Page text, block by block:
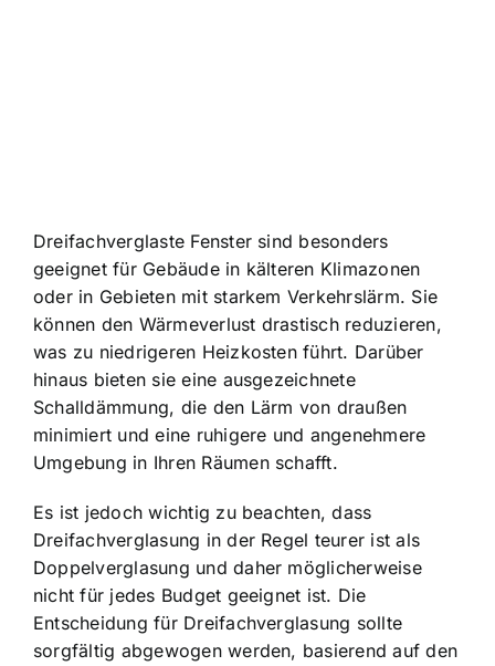
Dreifachverglaste Fenster sind besonders
geeignet für Gebäude in kälteren Klimazonen
oder in Gebieten mit starkem Verkehrslärm. Sie
können den Wärmeverlust drastisch reduzieren,
was zu niedrigeren Heizkosten führt. Darüber
hinaus bieten sie eine ausgezeichnete
Schalldämmung, die den Lärm von draußen
minimiert und eine ruhigere und angenehmere
Umgebung in Ihren Räumen schafft.
Es ist jedoch wichtig zu beachten, dass
Dreifachverglasung in der Regel teurer ist als
Doppelverglasung und daher möglicherweise
nicht für jedes Budget geeignet ist. Die
Entscheidung für Dreifachverglasung sollte
sorgfältig abgewogen werden, basierend auf den